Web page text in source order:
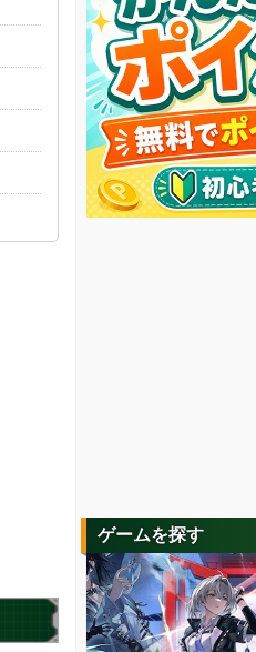
ゲームを探す